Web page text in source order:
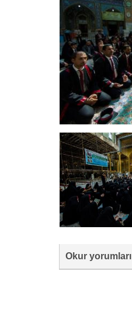
Okur yorumları